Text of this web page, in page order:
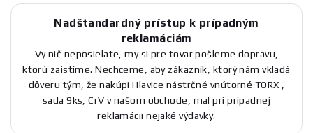
Nadštandardný prístup k prípadným
reklamáciám
Vy nič neposielate, my si pre tovar pošleme dopravu,
ktorú zaistíme. Nechceme, aby zákazník, ktorý nám vkladá
dôveru tým, že nakúpi Hlavice nástrčné vnútorné TORX ,
sada 9ks, CrV v našom obchode, mal pri prípadnej
reklamácii nejaké výdavky.